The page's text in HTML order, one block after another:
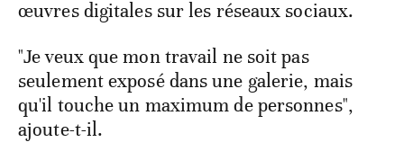
œuvres digitales sur les réseaux sociaux.
"Je veux que mon travail ne soit pas
seulement exposé dans une galerie, mais
qu'il touche un maximum de personnes",
ajoute-t-il.